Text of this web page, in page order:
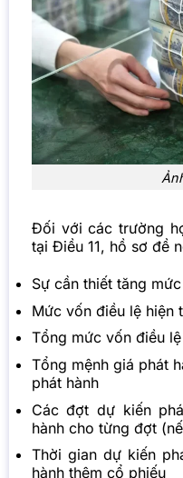
Đối với các trường
tại Điều 11, hồ sơ đề
Sự cần thiết tăng
Mức vốn điều lệ hiện
Tổng mức vốn điều
Tổng mệnh giá phát
phát hành
Các đợt dự kiến
hành cho từng đợt
Thời gian dự kiến
hành thêm cổ phiếu